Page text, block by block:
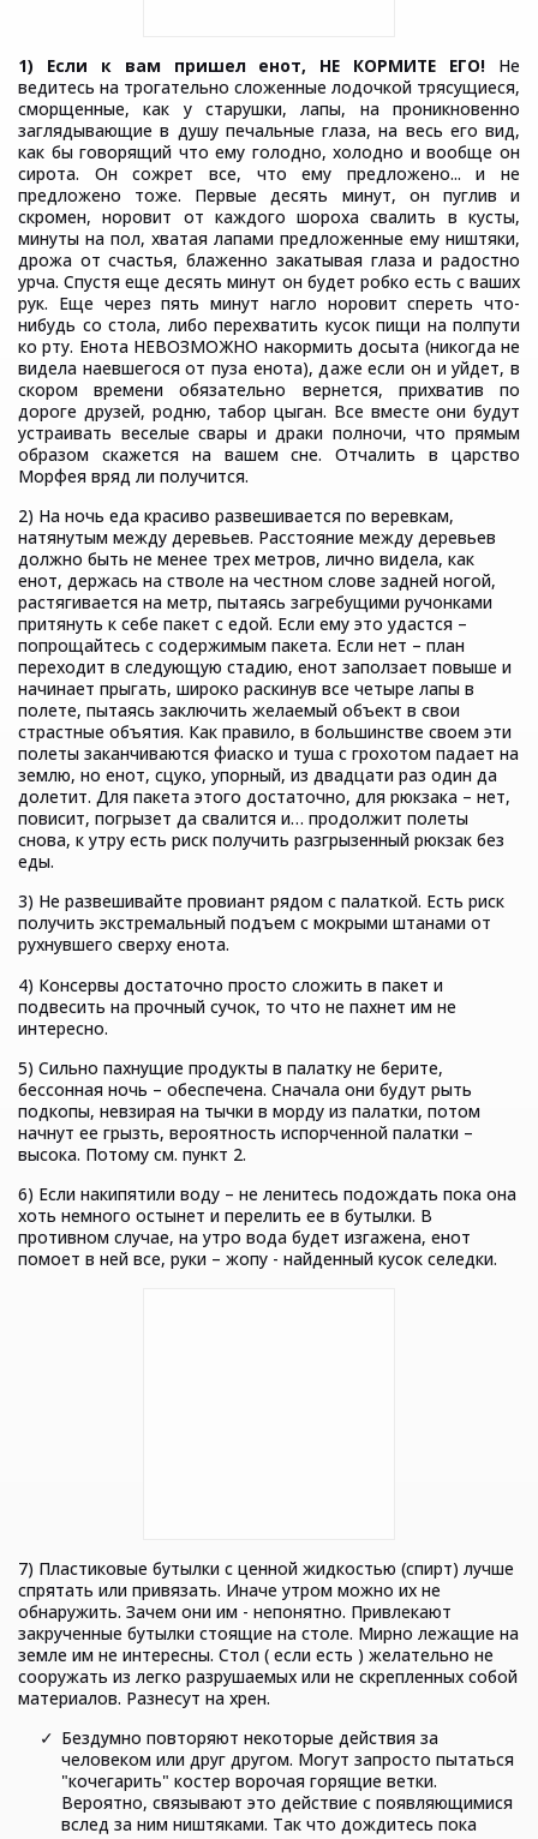
1) Если к вам пришел енот, НЕ КОРМИТЕ ЕГО! Не
ведитесь на трогательно сложенные лодочкой трясущиеся,
сморщенные, как у старушки, лапы, на проникновенно
заглядывающие в душу печальные глаза, на весь его вид,
как бы говорящий что ему голодно, холодно и вообще он
сирота. Он сожрет все, что ему предложено... и не
предложено тоже. Первые десять минут, он пуглив и
скромен, норовит от каждого шороха свалить в кусты,
минуты на пол, хватая лапами предложенные ему ништяки,
дрожа от счастья, блаженно закатывая глаза и радостно
урча. Спустя еще десять минут он будет робко есть с ваших
рук. Еще через пять минут нагло норовит спереть что-
нибудь со стола, либо перехватить кусок пищи на полпути
ко рту. Енота НЕВОЗМОЖНО накормить досыта (никогда не
видела наевшегося от пуза енота), даже если он и уйдет, в
скором времени обязательно вернется, прихватив по
дороге друзей, родню, табор цыган. Все вместе они будут
устраивать веселые свары и драки полночи, что прямым
образом скажется на вашем сне. Отчалить в царство
Морфея вряд ли получится.
2) На ночь еда красиво развешивается по веревкам,
натянутым между деревьев. Расстояние между деревьев
должно быть не менее трех метров, лично видела, как
енот, держась на стволе на честном слове задней ногой,
растягивается на метр, пытаясь загребущими ручонками
притянуть к себе пакет с едой. Если ему это удастся –
попрощайтесь с содержимым пакета. Если нет – план
переходит в следующую стадию, енот заползает повыше и
начинает прыгать, широко раскинув все четыре лапы в
полете, пытаясь заключить желаемый объект в свои
страстные объятия. Как правило, в большинстве своем эти
полеты заканчиваются фиаско и туша с грохотом падает на
землю, но енот, сцуко, упорный, из двадцати раз один да
долетит. Для пакета этого достаточно, для рюкзака – нет,
повисит, погрызет да свалится и… продолжит полеты
снова, к утру есть риск получить разгрызенный рюкзак без
еды.
3) Не развешивайте провиант рядом с палаткой. Есть риск
получить экстремальный подъем с мокрыми штанами от
рухнувшего сверху енота.
4) Консервы достаточно просто сложить в пакет и
подвесить на прочный сучок, то что не пахнет им не
интересно.
5) Сильно пахнущие продукты в палатку не берите,
бессонная ночь – обеспечена. Сначала они будут рыть
подкопы, невзирая на тычки в морду из палатки, потом
начнут ее грызть, вероятность испорченной палатки –
высока. Потому см. пункт 2.
6) Если накипятили воду – не ленитесь подождать пока она
хоть немного остынет и перелить ее в бутылки. В
противном случае, на утро вода будет изгажена, енот
помоет в ней все, руки – жопу - найденный кусок селедки.
7) Пластиковые бутылки с ценной жидкостью (спирт) лучше
спрятать или привязать. Иначе утром можно их не
обнаружить. Зачем они им - непонятно. Привлекают
закрученные бутылки стоящие на столе. Мирно лежащие на
земле им не интересны. Стол ( если есть ) желательно не
сооружать из легко разрушаемых или не скрепленных собой
материалов. Разнесут на хрен.
Бездумно повторяют некоторые действия за
человеком или друг другом. Могут запросто пытаться
"кочегарить" костер ворочая горящие ветки.
Вероятно, связывают это действие с появляющимися
вслед за ним ништяками. Так что дождитесь пока